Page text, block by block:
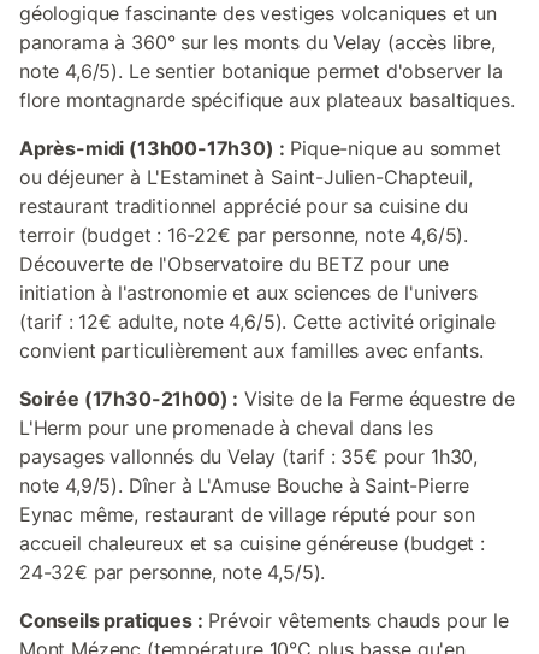
géologique fascinante des vestiges volcaniques et un
panorama à 360° sur les monts du Velay (accès libre,
note 4,6/5). Le sentier botanique permet d'observer la
flore montagnarde spécifique aux plateaux basaltiques.
Après-midi (13h00-17h30) : Pique-nique au sommet
ou déjeuner à L'Estaminet à Saint-Julien-Chapteuil,
restaurant traditionnel apprécié pour sa cuisine du
terroir (budget : 16-22€ par personne, note 4,6/5).
Découverte de l'Observatoire du BETZ pour une
initiation à l'astronomie et aux sciences de l'univers
(tarif : 12€ adulte, note 4,6/5). Cette activité originale
convient particulièrement aux familles avec enfants.
Soirée (17h30-21h00) : Visite de la Ferme équestre de
L'Herm pour une promenade à cheval dans les
paysages vallonnés du Velay (tarif : 35€ pour 1h30,
note 4,9/5). Dîner à L'Amuse Bouche à Saint-Pierre
Eynac même, restaurant de village réputé pour son
accueil chaleureux et sa cuisine généreuse (budget :
24-32€ par personne, note 4,5/5).
Conseils pratiques : Prévoir vêtements chauds pour le
Mont Mézenc (température 10°C plus basse qu'en